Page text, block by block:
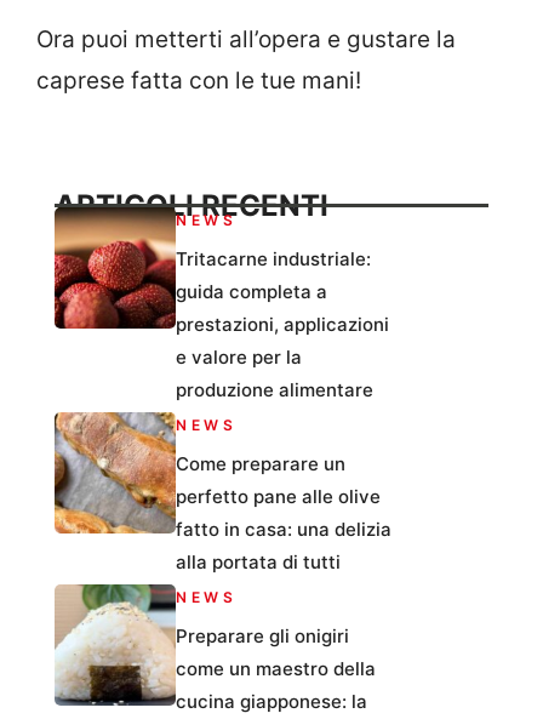
Ora puoi metterti all’opera e gustare la
caprese fatta con le tue mani!
ARTICOLI RECENTI
NEWS
Tritacarne industriale:
guida completa a
prestazioni, applicazioni
e valore per la
produzione alimentare
NEWS
Come preparare un
perfetto pane alle olive
fatto in casa: una delizia
alla portata di tutti
NEWS
Preparare gli onigiri
come un maestro della
cucina giapponese: la